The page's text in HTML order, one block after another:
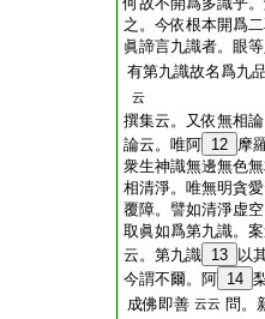
之。今依根本開爲
眞諦言九識者。眼
有第九識故名爲九
云
撰集云。又依無相
論云。唯阿 12 摩
衆生神識無邊無色
相清淨。唯無明貪
覆障。譬如清淨虚
取眞如爲第九識。
云。第九識 13
以
今謂不爾。阿 14
成佛即善 云云 問。